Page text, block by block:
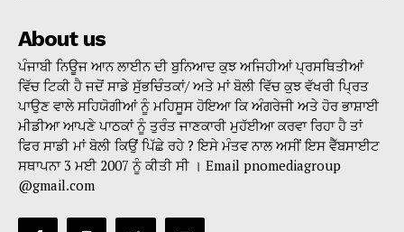
About us
ਪੰਜਾਬੀ ਨਿਊਜ ਆਨ ਲਾਈਨ ਦੀ ਬੁਨਿਆਦ ਕੁਝ ਅਜਿਹੀਆਂ ਪ੍ਰਸਥਿਤੀਆਂ
ਵਿੱਚ ਟਿਕੀ ਹੈ ਜਦੋਂ ਸਾਡੇ ਸੁੱਭਚਿੰਤਕਾਂ/ ਅਤੇ ਮਾਂ ਬੋਲੀ ਵਿੱਚ ਕੁਝ ਵੱਖਰੀ ਪ੍ਰਿਤ
ਪਾਉਣ ਵਾਲੇ ਸਹਿਯੋਗੀਆਂ ਨੂੰ ਮਹਿਸੂਸ ਹੋਇਆ ਕਿ ਅੰਗਰੇਜੀ ਅਤੇ ਹੋਰ ਭਾਸ਼ਾਈ
ਮੀਡੀਆ ਆਪਣੇ ਪਾਠਕਾਂ ਨੂੰ ਤੁਰੰਤ ਜਾਣਕਾਰੀ ਮੁਹੱਈਆ ਕਰਵਾ ਰਿਹਾ ਹੈ ਤਾਂ
ਫਿਰ ਸਾਡੀ ਮਾਂ ਬੋਲੀ ਕਿਉਂ ਪਿੱਛੇ ਰਹੇ ? ਇਸੇ ਮੰਤਵ ਨਾਲ ਅਸੀਂ ਇਸ ਵੈੱਬਸਾਈਟ
ਸਥਾਪਨਾ 3 ਮਈ 2007 ਨੂੰ ਕੀਤੀ ਸੀ । Email pnomediagroup
@gmail.com